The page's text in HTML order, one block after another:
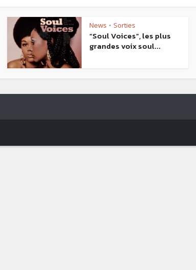
News • Sorties
“Soul Voices”, les plus
grandes voix soul...